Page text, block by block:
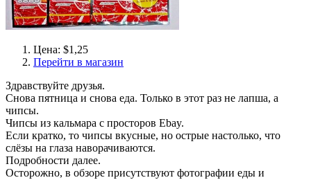
Цена: $1,25
Перейти в магазин
Здравствуйте друзья.
Снова пятница и снова еда. Только в этот раз не лапша, а
чипсы.
Чипсы из кальмара с просторов Ebay.
Если кратко, то чипсы вкусные, но острые настолько, что
слёзы на глаза наворачиваются.
Подробности далее.
Осторожно, в обзоре присутствуют фотографии еды и